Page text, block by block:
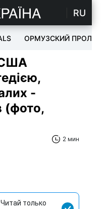
RU
ОРМУЗСКИЙ ПРОЛИВ
США
-
(фото,
2 мин
только